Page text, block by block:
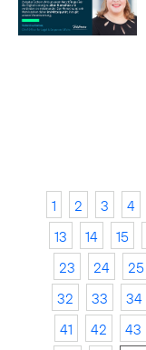
1 2 3 4
13
14 15
23
24 25
32
33 34
41
42 43